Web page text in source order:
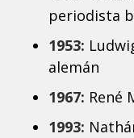
periodista
1953:
alemán
1967: René
1993: